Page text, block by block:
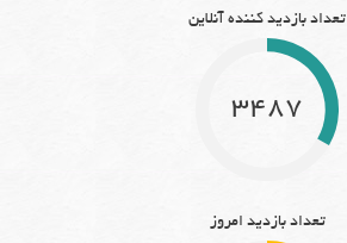
تعداد بازدید کننده آنلاین
3487
تعداد بازدید امروز